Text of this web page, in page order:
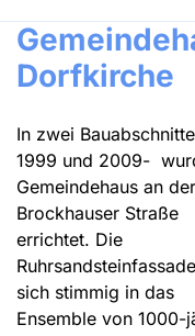
Dorfkirche
In zwei
1999 und 2009-
Gemeindehaus an der
Brockhauser Straße
errichtet. Die
sich stimmig in das
Ensemble von